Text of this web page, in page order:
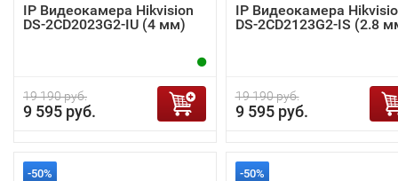
IP Видеокамера Hikvision
DS-2CD2023G2-IU (4 мм)
19 190 руб.
9 595 руб.
IP Видеокамера
DS-2CD2123G2-IS (2.8
19 190 руб.
9 595 руб.
-50% -50%